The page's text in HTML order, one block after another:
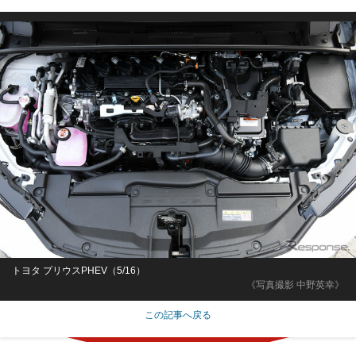
《写真撮影 中野英幸》
トヨタ プリウスPHEV（5/16）
この記事へ戻る